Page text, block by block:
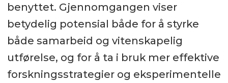
benyttet. Gjennomgangen viser
betydelig potensial både for å styrke
både samarbeid og vitenskapelig
utførelse, og for å ta i bruk mer effektive
forskningsstrategier og eksperimentelle